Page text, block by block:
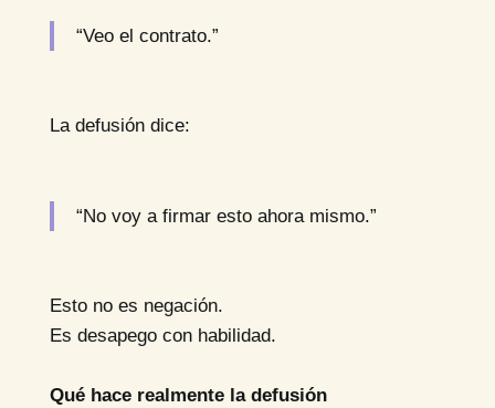
“Veo el contrato.”
La defusión dice:
“No voy a firmar esto ahora mismo.”
Esto no es negación.
Es desapego con habilidad.
Qué hace realmente la defusión